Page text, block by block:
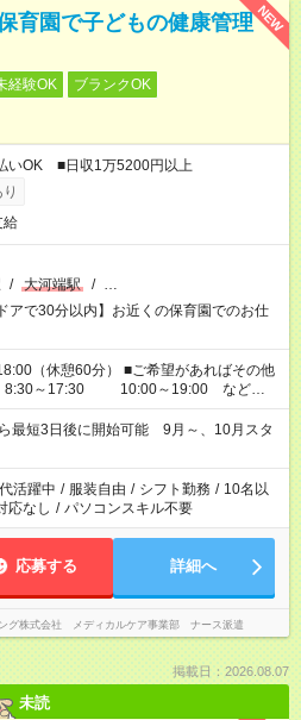
NEW
育園で子どもの健康管理
経験OK
ブランクOK
いOK ■日収1万5200円以上
給
/ 大河端駅 / …
アで30分以内】お近くの保育園でのお仕
分） ■ご希望があればその他
）8:30～17:30 10:00～19:00 など
せたい」 「余裕を持って夕飯の準備がし
はしたくない」 など、ご希望があれば教
1つのお仕事の勤務時間。 合計で週40時
できません
最短3日後に開始可能 9月～、10月スタ
活躍中 / 服装自由 / シフト勤務 / 10名以
応なし / パソコンスキル不要
応募する 詳細へ
グ株式会社 メディカルケア事業部 ナース派遣
掲載日：2026.08.07
未読